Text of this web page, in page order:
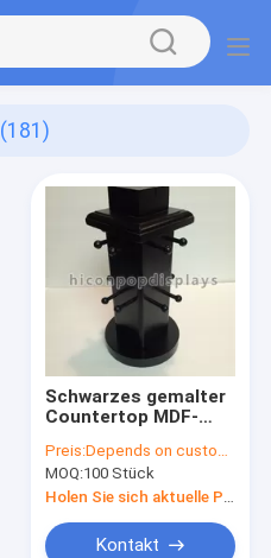
(181)
Schwarzes gemalter
Countertop MDF-
der für hängenden
Schmuck sich dreht
Preis:Depends on customer's needs
MOQ:100 Stück
Kontakt